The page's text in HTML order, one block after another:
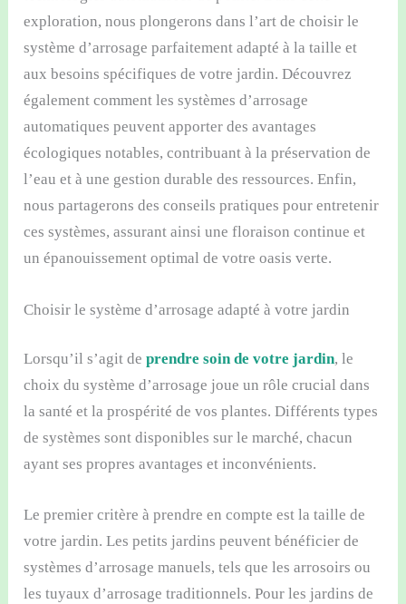
exploration, nous plongerons dans l’art de choisir le
système d’arrosage parfaitement adapté à la taille et
aux besoins spécifiques de votre jardin. Découvrez
également comment les systèmes d’arrosage
automatiques peuvent apporter des avantages
écologiques notables, contribuant à la préservation de
l’eau et à une gestion durable des ressources. Enfin,
nous partagerons des conseils pratiques pour entretenir
ces systèmes, assurant ainsi une floraison continue et
un épanouissement optimal de votre oasis verte.
Choisir le système d’arrosage adapté à votre jardin
Lorsqu’il s’agit deprendre soin de votre jardin, le
choix du système d’arrosage joue un rôle crucial dans
la santé et la prospérité de vos plantes. Différents types
de systèmes sont disponibles sur le marché, chacun
ayant ses propres avantages et inconvénients.
Le premier critère à prendre en compte est la taille de
votre jardin. Les petits jardins peuvent bénéficier de
systèmes d’arrosage manuels, tels que les arrosoirs ou
les tuyaux d’arrosage traditionnels. Pour les jardins de